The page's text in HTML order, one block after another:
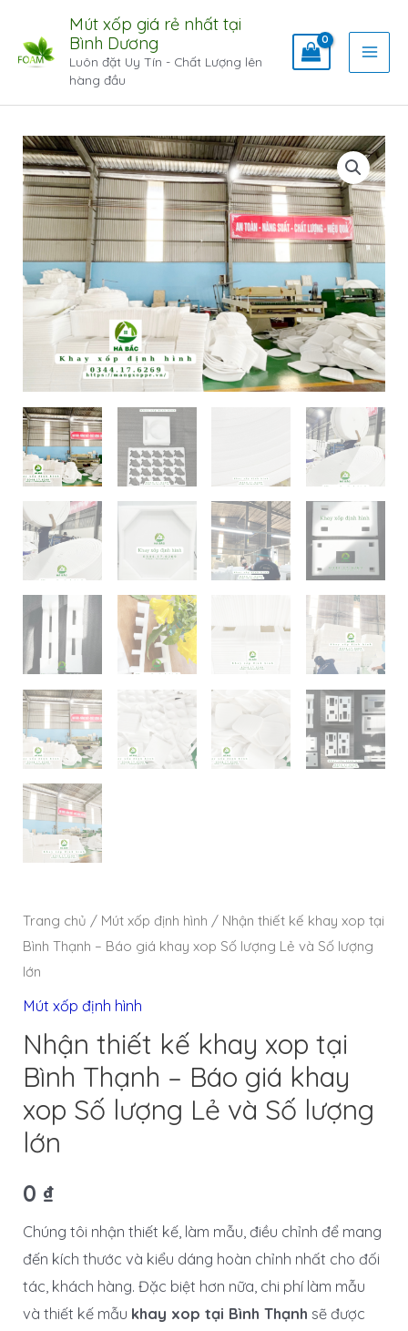
Mút xốp giá rẻ nhất tại
Bình Dương
Luôn đặt Uy Tín - Chất Lượng lên
hàng đầu
Trang chủ / Mút xốp định hình / Nhận thiết kế khay xop tại
Bình Thạnh – Báo giá khay xop Số lượng Lẻ và Số lượng
lớn
Mút xốp định hình
Nhận thiết kế khay xop tại
Bình Thạnh – Báo giá khay
xop Số lượng Lẻ và Số lượng
lớn
0 ₫
Chúng tôi nhận thiết kế, làm mẫu, điều chỉnh để mang
đến kích thước và kiểu dáng hoàn chỉnh nhất cho đối
tác, khách hàng. Đặc biệt hơn nữa, chi phí làm mẫu
và thiết kế mẫu khay xop tại Bình Thạnh sẽ được